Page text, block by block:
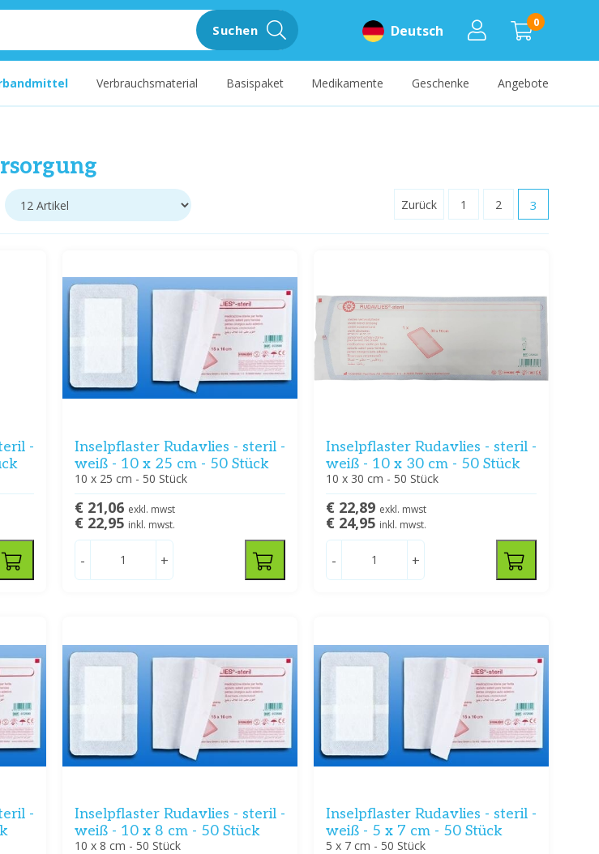
0
Deutsch
Suchen
Verbrauchsmaterial Basispaket Medikamente Geschenke Angebote
Zurück 1 2 3
-
Inselpflaster Rudavlies - steril -
weiß - 10 x 25 cm - 50 Stück
10 x 25 cm - 50 Stück
€ 21,06 exkl. mwst
€ 22,95 inkl. mwst.
- +
Inselpflaster Rudavlies - steril -
weiß - 10 x 30 cm - 50 Stück
10 x 30 cm - 50 Stück
€ 22,89 exkl. mwst
€ 24,95 inkl. mwst.
- +
-
Inselpflaster Rudavlies - steril -
weiß - 10 x 8 cm - 50 Stück
10 x 8 cm - 50 Stück
Inselpflaster Rudavlies - steril -
weiß - 5 x 7 cm - 50 Stück
5 x 7 cm - 50 Stück